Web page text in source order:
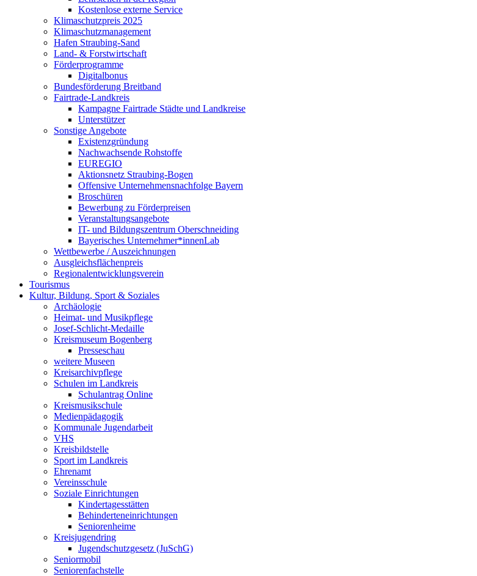
Kostenlose externe Service
Klimaschutzpreis 2025
Klimaschutzmanagement
Hafen Straubing-Sand
Land- & Forstwirtschaft
Förderprogramme
Digitalbonus
Bundesförderung Breitband
Fairtrade-Landkreis
Kampagne Fairtrade Städte und Landkreise
Unterstützer
Sonstige Angebote
Existenzgründung
Nachwachsende Rohstoffe
EUREGIO
Aktionsnetz Straubing-Bogen
Offensive Unternehmensnachfolge Bayern
Broschüren
Bewerbung zu Förderpreisen
Veranstaltungsangebote
IT- und Bildungszentrum Oberschneiding
Bayerisches Unternehmer*innenLab
Wettbewerbe / Auszeichnungen
Ausgleichsflächenpreis
Regionalentwicklungsverein
Tourismus
Kultur, Bildung, Sport & Soziales
Archäologie
Heimat- und Musikpflege
Josef-Schlicht-Medaille
Kreismuseum Bogenberg
Presseschau
weitere Museen
Kreisarchivpflege
Schulen im Landkreis
Schulantrag Online
Kreismusikschule
Medienpädagogik
Kommunale Jugendarbeit
VHS
Kreisbildstelle
Sport im Landkreis
Ehrenamt
Vereinsschule
Soziale Einrichtungen
Kindertagesstätten
Behinderteneinrichtungen
Seniorenheime
Kreisjugendring
Jugendschutzgesetz (JuSchG)
Seniormobil
Seniorenfachstelle